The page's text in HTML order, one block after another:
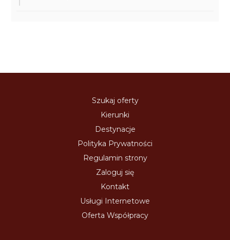
Szukaj oferty
Kierunki
Destynacje
Polityka Prywatności
Regulamin strony
Zaloguj się
Kontakt
Usługi Internetowe
Oferta Współpracy